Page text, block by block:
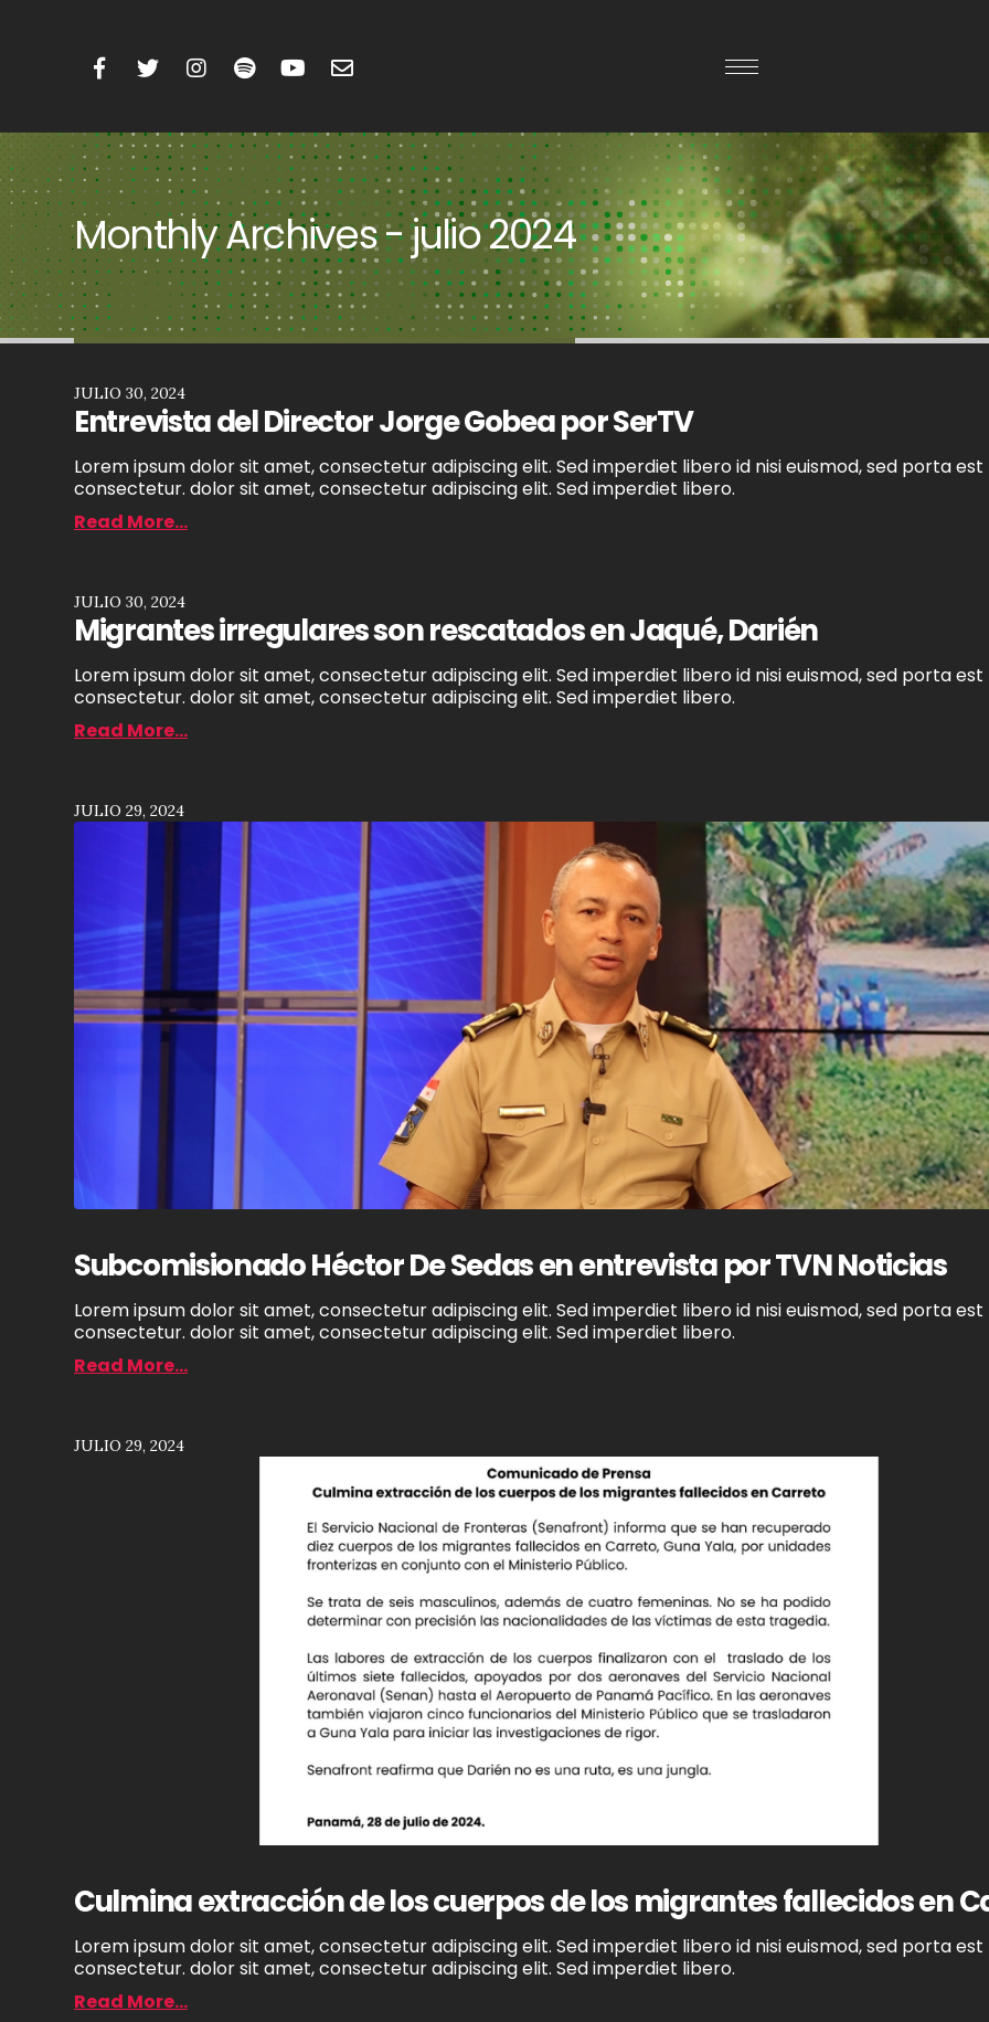
Monthly Archives - julio 2024
Entrevista del Director Jorge Gobea por SerTV
Lorem ipsum dolor sit amet, consectetur adipiscing elit. Sed imperdiet libero id nisi euismod, sed porta est
consectetur. dolor sit amet, consectetur adipiscing elit. Sed imperdiet libero.
JULIO 30, 2024
Read More...
Migrantes irregulares son rescatados en Jaqué, Darién
Lorem ipsum dolor sit amet, consectetur adipiscing elit. Sed imperdiet libero id nisi euismod, sed porta est
consectetur. dolor sit amet, consectetur adipiscing elit. Sed imperdiet libero.
JULIO 30, 2024
Read More...
Subcomisionado Héctor De Sedas en entrevista por TVN Noticias
Lorem ipsum dolor sit amet, consectetur adipiscing elit. Sed imperdiet libero id nisi euismod, sed porta est
consectetur. dolor sit amet, consectetur adipiscing elit. Sed imperdiet libero.
JULIO 29, 2024
Read More...
Culmina extracción de los cuerpos de los migrantes fallecidos en
Lorem ipsum dolor sit amet, consectetur adipiscing elit. Sed imperdiet libero id nisi euismod, sed porta est
consectetur. dolor sit amet, consectetur adipiscing elit. Sed imperdiet libero.
JULIO 29, 2024
Read More...